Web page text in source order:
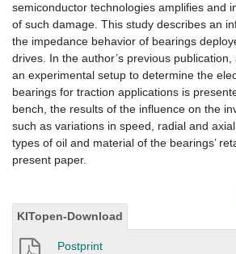
semiconductor technologies amplifies and
of such damage. This study describes an
the impedance behavior of bearings
drives. In the author’s previous
an experimental setup to determine the
bearings for traction applications is
bench, the results of the influence on the
such as variations in speed, radial and
types of oil and material of the bearings’
present paper.
KITopen-Download
Postprint